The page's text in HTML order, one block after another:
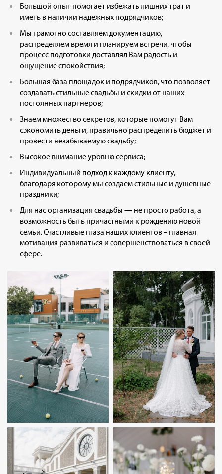
Большой опыт помогает избежать лишних трат и
иметь в наличии надежных подрядчиков;
Мы грамотно составляем документацию,
распределяем время и планируем встречи, чтобы
процесс подготовки доставлял Вам радость и
ощущение спокойствия;
Большая база площадок и подрядчиков, что позволяет
создавать стильные свадьбы и скидки от наших
постоянных партнеров;
Знаем множество секретов, которые помогут Вам
сэкономить деньги, правильно распределить бюджет и
провести незабываемую свадьбу;
Высокое внимание уровню сервиса;
Индивидуальный подход к каждому клиенту,
благодаря которому мы создаем стильные и душевные
праздники;
Для нас организация свадьбы — не просто работа, а
возможность быть причастными к рождению новой
семьи. Счастливые глаза наших клиентов – главная
мотивация развиваться и совершенствоваться в своей
сфере.